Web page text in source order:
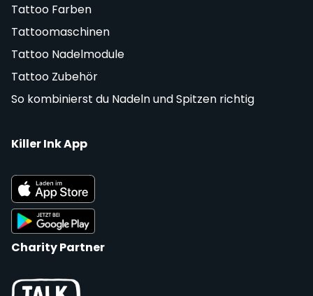
Tattoo Farben
Tattoomaschinen
Tattoo Nadelmodule
Tattoo Zubehör
So kombinierst du Nadeln und Spitzen richtig
Killer Ink App
Charity Partner